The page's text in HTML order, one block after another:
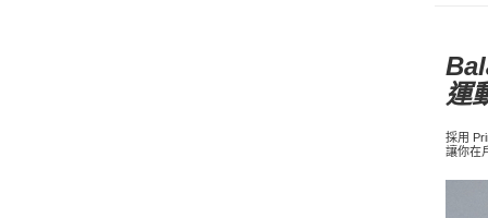
運
採用
讓你在